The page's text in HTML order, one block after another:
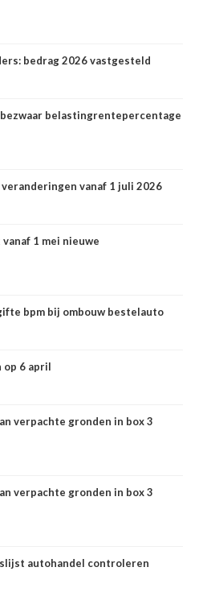
bedrag 2026 vastgesteld
belastingrentepercentage
vanaf 1 juli 2026
1 mei nieuwe
bpm bij ombouw bestelauto
6 april
verpachte gronden in box 3
verpachte gronden in box 3
autohandel controleren